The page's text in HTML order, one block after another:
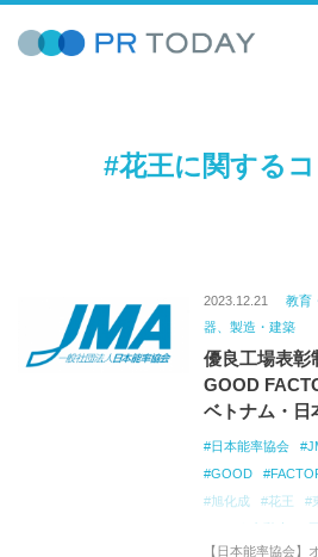
#花王に関する
2023.12.21
教育
器、製造・建築
優良工場表
GOOD
ベトナム・日
日本能率協会
GOOD
旭化成
花王
トヨタ自動車
【日本能率協会】